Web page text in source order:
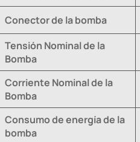
Conector de la bomba
Tensión Nominal de la
Bomba
Corriente Nominal de la
Bomba
Consumo de energía de la
bomba